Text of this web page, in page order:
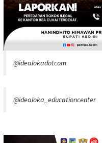
@idealokadotcom
@idealoka_educationcenter